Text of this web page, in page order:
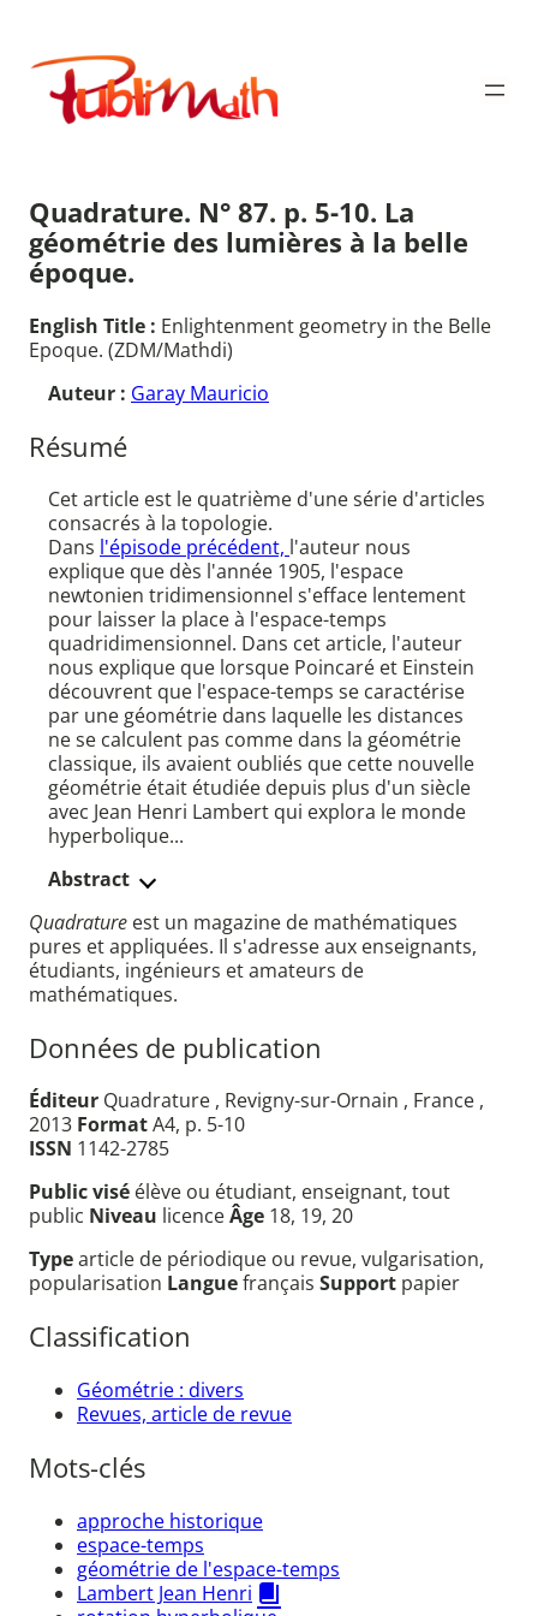
contenu
Publimath
Quadrature. N° 87. p. 5-10. La
géométrie des lumières à la belle
époque.
English Title : Enlightenment geometry in the Belle
Epoque. (ZDM/Mathdi)
Auteur : Garay Mauricio
Résumé
Cet article est le quatrième d'une série d'articles
consacrés à la topologie.
Dans l'épisode précédent, l'auteur nous
explique que dès l'année 1905, l'espace
newtonien tridimensionnel s'efface lentement
pour laisser la place à l'espace-temps
quadridimensionnel. Dans cet article, l'auteur
nous explique que lorsque Poincaré et Einstein
découvrent que l'espace-temps se caractérise
par une géométrie dans laquelle les distances
ne se calculent pas comme dans la géométrie
classique, ils avaient oubliés que cette nouvelle
géométrie était étudiée depuis plus d'un siècle
avec Jean Henri Lambert qui explora le monde
hyperbolique...
Abstract
Quadrature est un magazine de mathématiques
pures et appliquées. Il s'adresse aux enseignants,
étudiants, ingénieurs et amateurs de
mathématiques.
Données de publication
Éditeur Quadrature , Revigny-sur-Ornain , France ,
2013 FormatA4, p. 5-10
ISSN 1142-2785
Public visé élève ou étudiant, enseignant, tout
public Niveau licenceÂge 18, 19, 20
Typearticle de périodique ou revue, vulgarisation,
popularisation Languefrançais Support papier
Classification
Géométrie : divers
Revues, article de revue
Mots-clés
approche historique
espace-temps
géométrie de l'espace-temps
Lambert Jean Henri